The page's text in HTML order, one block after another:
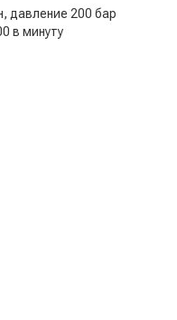
давление 200 бар
в минуту